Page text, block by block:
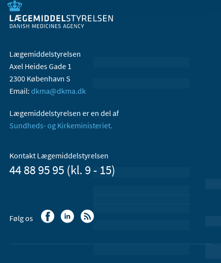
Lægemiddelstyrelsen
Axel Heides Gade 1
2300 København S
Email: dkma@dkma.dk
Lægemiddelstyrelsen er en del af
Sundheds- og Kirkeministeriet.
Kontakt Lægemiddelstyrelsen
44 88 95 95 (kl. 9 - 15)
Følg os